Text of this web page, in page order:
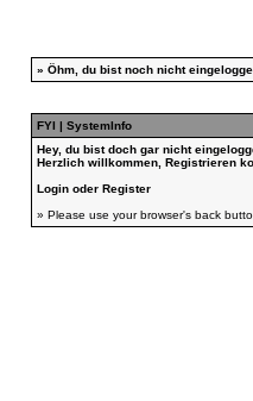
» Öhm, du bist noch nicht
FYI | SystemInfo
Hey, du bist doch gar nicht
Herzlich willkommen, Registrieren
Loginoder Register
» Please use your browser's back